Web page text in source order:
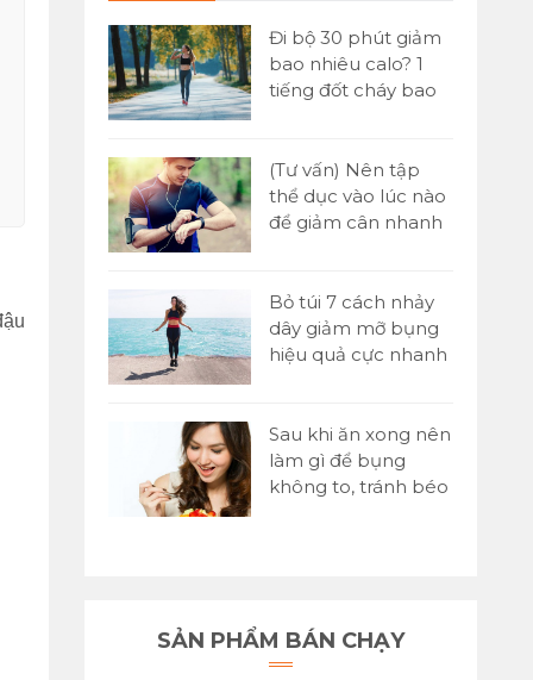
nhiêu
sức là gì?
tiếp
trong
Đi bộ 30 phút giảm
bao nhiêu calo? 1
tiếng đốt cháy bao
(Tư vấn) Nên tập
thể dục vào lúc nào
để giảm cân nhanh
Bỏ túi 7 cách nhảy
dây giảm mỡ bụng
hiệu quả cực nhanh
Sau khi ăn xong nên
làm gì để bụng
không to, tránh béo
SẢN PHẨM BÁN CHẠY